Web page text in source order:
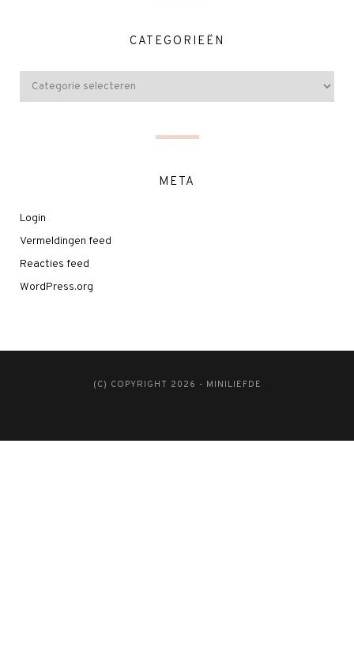
CATEGORIEËN
META
Login
Vermeldingen feed
Reacties feed
WordPress.org
(C) COPYRIGHT 2026 - MINILIEFDE